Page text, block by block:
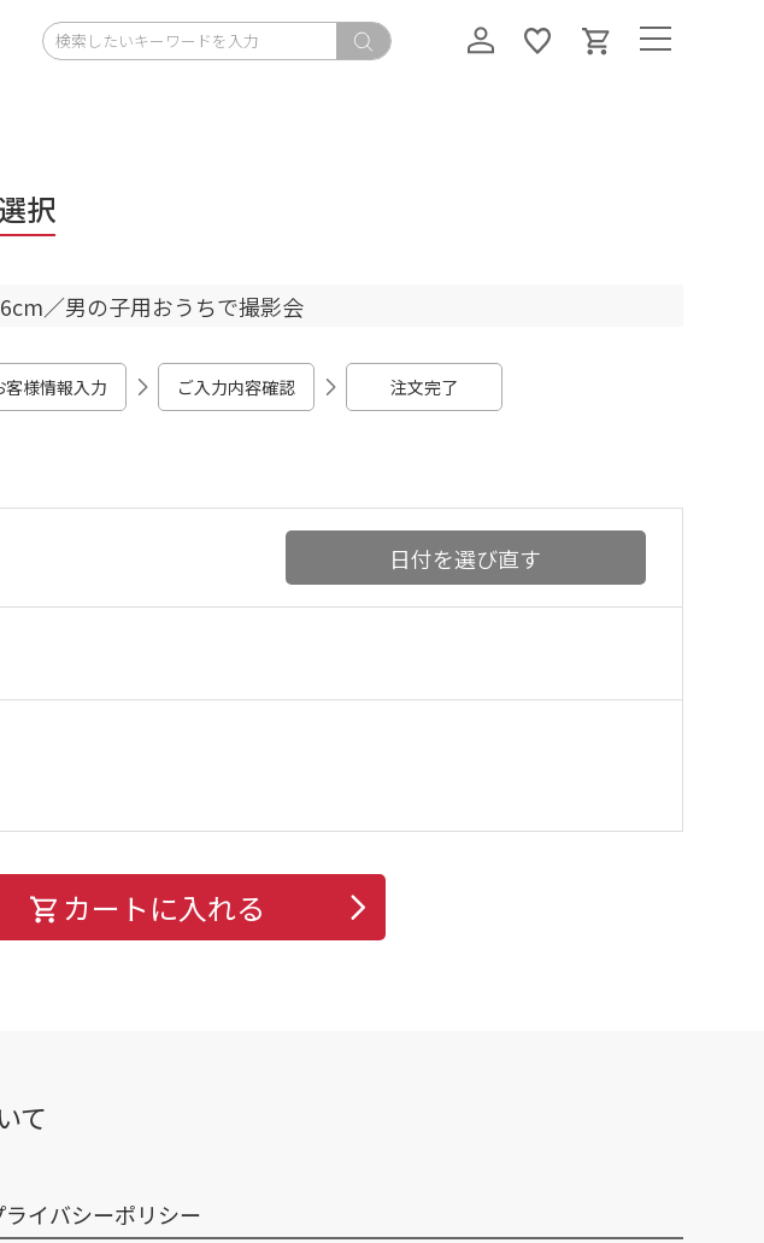
択
／男の子用おうちで撮影会
客様情報入力 ご入力内容確認 注文完了
日付を選び直す
カートに入れる
て
ライバシーポリシー